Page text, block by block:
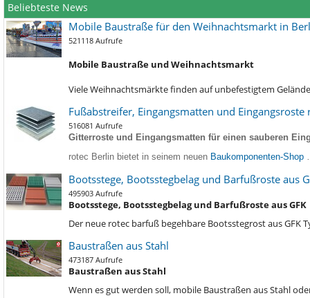
Beliebteste News
Mobile Baustraße für den Weihnachtsmarkt in
521118 Aufrufe
Mobile Baustraße und Weihnachtsmarkt
Viele Weihnachtsmärkte finden auf unbefestigtem
Fußabstreifer, Eingangsmatten und Eingangsroste
516081 Aufrufe
Gitterroste und Eingangsmatten für einen sauberen
rotec Berlin bietet in seinem neuen Baukomponenten-Shop
Bootsstege, Bootsstegbelag und Barfußroste aus
495903 Aufrufe
Bootsstege, Bootsstegbelag und Barfußroste aus GFK
Der neue rotec barfuß begehbare Bootsstegrost aus
Baustraßen aus Stahl
473187 Aufrufe
Baustraßen aus Stahl
Wenn es gut werden soll, mobile Baustraßen aus Stahl